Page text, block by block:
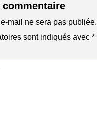
commentaire
mail ne sera pas publiée.
sont indiqués avec *